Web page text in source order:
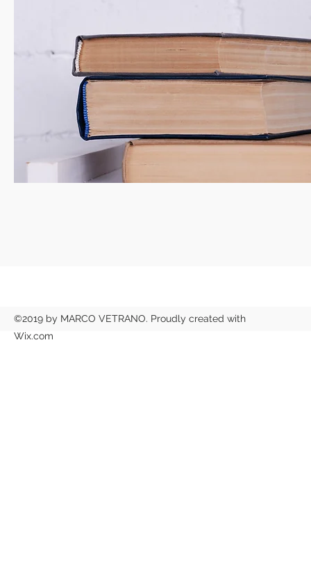
©2019 by MARCO VETRANO. Proudly created with
Wix.com